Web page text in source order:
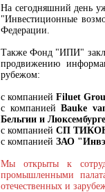
На сегодняшний день
"Инвестиционные
Федерации.
Также Фонд "ИПИ"
продвижению
рубежом:
с компанией Filuet
с компаниейBauke
Бельгии и Люксембурге
с компанией СП
с компанией ЗАО
Мы открыты к
промышленными
отечественных и